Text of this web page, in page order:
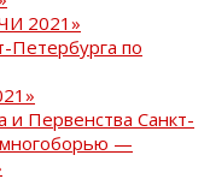
2021»
Петербурга по
и Первенства Санкт-
—